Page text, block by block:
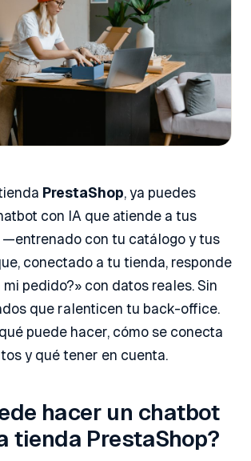
PrestaShop, ya puedes
con IA que atiende a tus
con tu catálogo y tus
conectado a tu tienda, responde
pedido?» con datos reales. Sin
que ralenticen tu back-office.
puede hacer, cómo se conecta
y qué tener en cuenta.
hacer un chatbot
tienda PrestaShop?